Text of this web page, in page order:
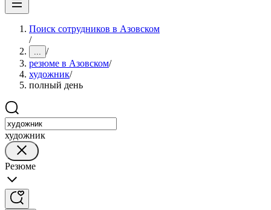
Поиск сотрудников в Азовском
/
... /
резюме в Азовском/
художник/
полный день
художник
Резюме